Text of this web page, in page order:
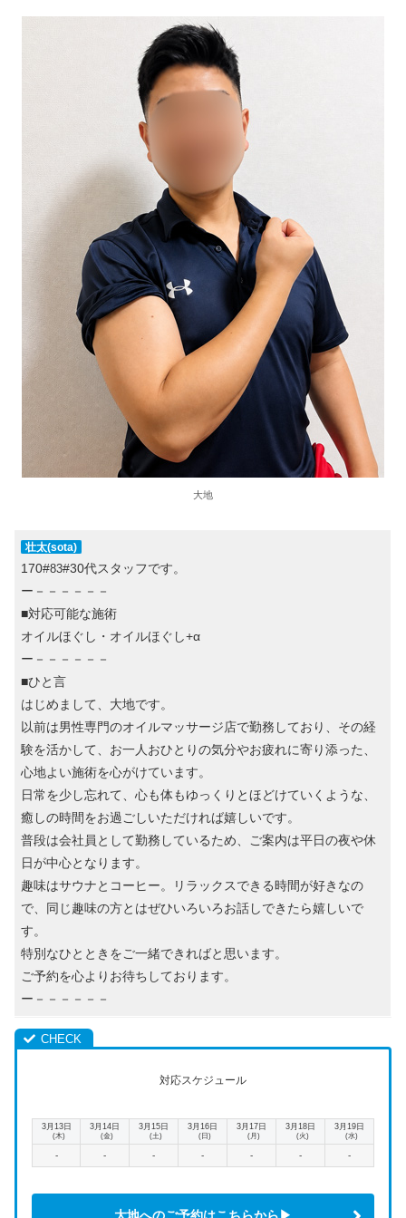
大地
壮太(sota)
170#83#30代スタッフです。
ー－－－－－－
■対応可能な施術
オイルほぐし・オイルほぐし+α
ー－－－－－－
■ひと言
はじめまして、大地です。
以前は男性専門のオイルマッサージ店で勤務しており、その経
験を活かして、お一人おひとりの気分やお疲れに寄り添った、
心地よい施術を心がけています。
日常を少し忘れて、心も体もゆっくりとほどけていくような、
癒しの時間をお過ごしいただければ嬉しいです。
普段は会社員として勤務しているため、ご案内は平日の夜や休
日が中心となります。
趣味はサウナとコーヒー。リラックスできる時間が好きなの
で、同じ趣味の方とはぜひいろいろお話しできたら嬉しいで
す。
特別なひとときをご一緒できればと思います。
ご予約を心よりお待ちしております。
ー－－－－－－
対応スケジュール
3月13日
(木)
3月14日
(金)
3月15日
(土)
3月16日
(日)
3月17日
(月)
3月18日
(火)
3月19日
(水)
- - - - - - -